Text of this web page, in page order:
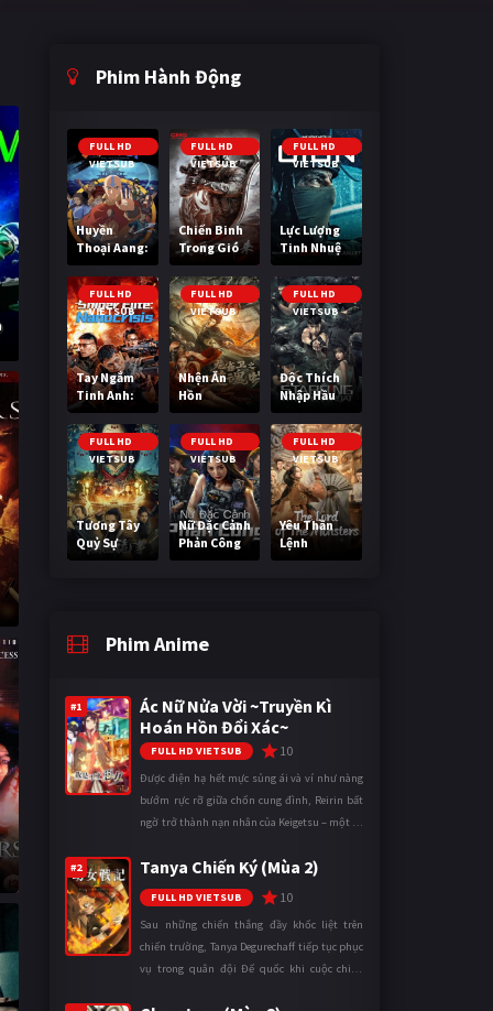
Phim Hành Động
FULL HD
VIETSUB
Huyền
Thoại Aang:
Tiết Khí Sư
Cuối Cùng
FULL HD
VIETSUB
Chiến Binh
Trong Gió
FULL HD
VIETSUB
Lực Lượng
Tinh Nhuệ
FULL HD
VIETSUB
Tay Ngắm
Tinh Anh:
Nguy Cơ
Nano
FULL HD
VIETSUB
Nhện Ăn
Hồn
FULL HD
VIETSUB
Độc Thích
Nhập Hầu
FULL HD
VIETSUB
Tương Tây
Quỷ Sự
FULL HD
VIETSUB
Nữ Đặc Cảnh
Phản Công
FULL HD
VIETSUB
Yêu Thần
Lệnh
Phim Anime
#1
Ác Nữ Nửa Vời ~Truyền Kì
Hoán Hồn Đổi Xác~
FULL HD VIETSUB 10
Được điện hạ hết mực sủng ái và ví như nàng
bướm rực rỡ giữa chốn cung đình, Reirin bất
ngờ trở thành nạn nhân của Keigetsu – một kẻ
thuật để hoán đổi th ...
#2 Tanya Chiến Ký (Mùa 2)
FULL HD VIETSUB 10
Sau những chiến thắng đầy khốc liệt trên
chiến trường, Tanya Degurechaff tiếp tục phục
vụ trong quân đội Đế quốc khi cuộc chiến